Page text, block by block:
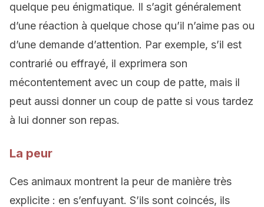
quelque peu énigmatique. Il s’agit généralement
d’une réaction à quelque chose qu’il n’aime pas ou
d’une demande d’attention. Par exemple, s’il est
contrarié ou effrayé, il exprimera son
mécontentement avec un coup de patte, mais il
peut aussi donner un coup de patte si vous tardez
à lui donner son repas.
La peur
Ces animaux montrent la peur de manière très
explicite : en s’enfuyant. S’ils sont coincés, ils